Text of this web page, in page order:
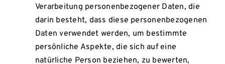
Verarbeitung personenbezogener Daten, die
darin besteht, dass diese personenbezogenen
Daten verwendet werden, um bestimmte
persönliche Aspekte, die sich auf eine
natürliche Person beziehen, zu bewerten,